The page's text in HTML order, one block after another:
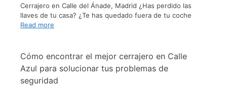
Cerrajero en Calle del Ánade, Madrid ¿Has perdido las
llaves de tu casa? ¿Te has quedado fuera de tu coche
Read more
Cómo encontrar el mejor cerrajero en Calle
Azul para solucionar tus problemas de
seguridad